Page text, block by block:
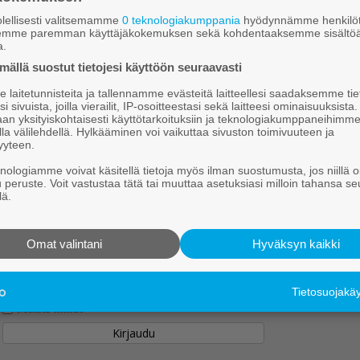
suu­rim­mas­sa mää­rin Jout­san elin­voi­maan
lukuoikeus vuorokaudeksi Klikkaa tästä
Jatka lukemista kirjautumalla sisään
Oletko tilaaja? Käyttäjätunnuksen ja/tai salasanan voit
asiakaspalvelustamme (konttori@joutsanseutu.fi tai 0201 876 100)
Salasana:
valitsemamme 0 teknologiakumppania hyödynnämme
paremman käyttäjäkokemuksen sekä kohdentaaksemme
suostut tietojesi käyttöön seuraavasti
laitetunnisteita ja tallennamme evästeitä laitteellesi saadaksemme
sivuista, joilla vierailit, IP-osoitteestasi sekä laitteesi
yksityiskohtaisesti käyttötarkoituksiin ja teknologiakumppaneihimme
välilehdellä. Hylkääminen voi vaikuttaa sivuston toimivuuteen ja
voivat käsitellä tietoja myös ilman suostumusta, jos niillä
peruste. Voit vastustaa tätä tai muuttaa asetuksiasi milloin tahansa
Hyväksyn kaikki
Omat valintani